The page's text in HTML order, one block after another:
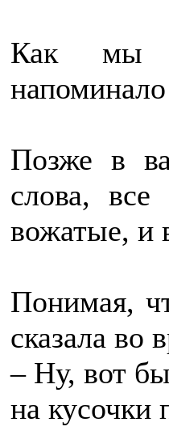
Как мы
Позже в
слова,
вожатые, и
Понимая,
сказала во
– Ну, вот
на кусочки